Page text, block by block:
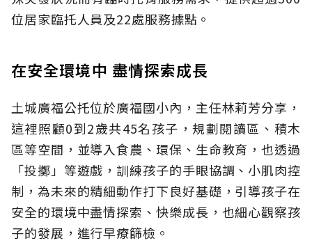
位居家臨托人員及22處服務據點。
在安全環境中 盡情探索成長
土城廣福公托位於廣福國小內，主任林莉芳分享，
這裡照顧0到2歲共45名孩子，規劃閱讀區、積木
區等空間，並導入食農、環保、生命教育，也透過
「投擲」等遊戲，訓練孩子的手眼協調、小肌肉控
制，為未來的精細動作打下良好基礎，引導孩子在
安全的環境中盡情探索、快樂成長，也細心觀察孩
子的發展，進行早療篩檢。